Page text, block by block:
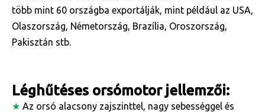
több mint 60 országba exportálják, mint például az USA,
Olaszország, Németország, Brazília, Oroszország,
Pakisztán stb.
Léghűtéses orsómotor jellemzői:
★ Az orsó alacsony zajszinttel, nagy sebességgel és